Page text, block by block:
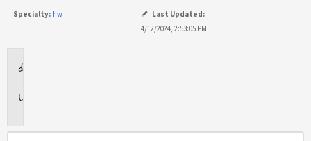
Specialty: hw
Last Updated:
4/12/2024, 2:53:05 PM